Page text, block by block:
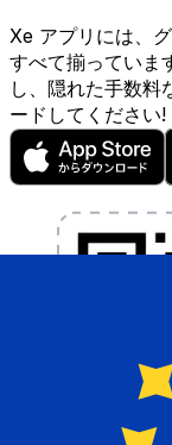
Xe アプリには、
すべて揃っていま
し、隠れた手数料
ードしてください!